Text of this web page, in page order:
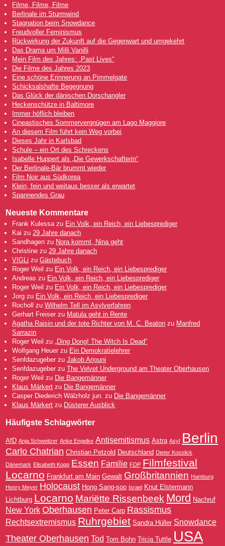
Filme, Filme, Filme
Berlinale im Sturmwind
Stagnation beim Snowdance
Freudvoller Feminismus
Rückwirkung der Zukunft auf die Gegenwart und umgekehrt
Das Drama um Milli Vanilli
Mein Film des Jahres: „Past Lives“
Die Filme des Jahres 2023
Eine schöne Erinnerung an Pimmelgate
Schicksalshafte Begegnung
Das Glück der dänischen Dorschangler
Heckenschütze in Baltimore
Immer höflich bleiben
Cineastisches Sommervergnügen am Lago Maggiore
An diesem Film führt kein Weg vorbei
Dieses Jahr in Karlsbad
Schule – ein Ort des Schreckens
Isabelle Huppert als „Die Gewerkschafterin“
Der Berlinale-Bär brummt wieder
Film Noir aus Südkorea
Klein, fein und weitaus besser als erwartet
Spannendes Grau
Neueste Kommentare
Frank Kulessa zu Ein Volk, ein Reich, ein Liebesprediger
Kai zu 29 Jahre danach
Sandhagen zu Nora kommt, Nina geht
Christine zu 29 Jahre danach
VIGLi zuGästebuch
Roger Weil zu Ein Volk, ein Reich, ein Liebesprediger
Andreas zu Ein Volk, ein Reich, ein Liebesprediger
Roger Weil zu Ein Volk, ein Reich, ein Liebesprediger
Jorg zu Ein Volk, ein Reich, ein Liebesprediger
Rocholl
zuWilhelm Tell im Asylverfahren
Gerhart Freiser zu Matula geht in Rente
Agatha Raisin und der tote Richter von M. C. Beaton zu Manfred
Sarrazin
Roger Weil zu
„Ding Dong! The Witch Is Dead“
Wolfgang Heuer zu Ein Demokratielehrer
Senfdazugeber zuJakob Arjouni
Senfdazugeber zuThe Velvet Underground am Theater Oberhausen
Roger Weil zu Die Bangemänner
Klaus Märkert zu Die Bangemänner
Casper Diederich Wälzholz jun. zu Die Bangemänner
Klaus Märkert zu Düsterer Ausblick
Häufigste Schlagwörter
AfD Anja Schweitzer Anke Engelke Antisemitismus Astra Asyl Berlin
Carlo Chatrian Christian Petzold Deutschland Dieter Kosslick
Dänemark Elisabeth Kopp Essen Familie FDP Filmfestival
Locarno Frankfurt am Main Gewalt Großbritannien Hamburg
Henry Meyer Holocaust Hong Sang-soo Israel Knut Elstermann
Lichtburg Locarno Mariëtte Rissenbeek Mord Nachruf
New York Oberhausen Peter Carp Rassismus
Rechtsextremismus Ruhrgebiet Sandra Hüller Snowdance
Theater Oberhausen Tod Tom Bohn Tricia Tuttle USA